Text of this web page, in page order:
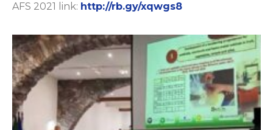
AFS 2021 link: http://rb.gy/xqwgs8